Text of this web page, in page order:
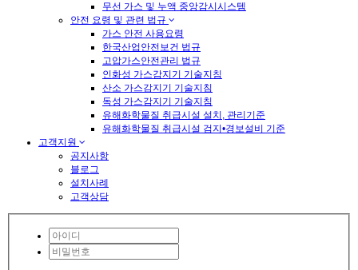
무선 가스 및 누액 중앙감시시스템
안전 요령 및 관련 법규
가스 안전 사용요령
한국산업안전보건 법규
고압가스안전관리 법규
인화성 가스감지기 기술지침
산소 가스감지기 기술지침
독성 가스감지기 기술지침
유해화학물질 취급시설 설치, 관리기준
유해화학물질 취급시설 검지•경보설비 기준
고객지원
공지사항
블로그
설치사례
고객상담